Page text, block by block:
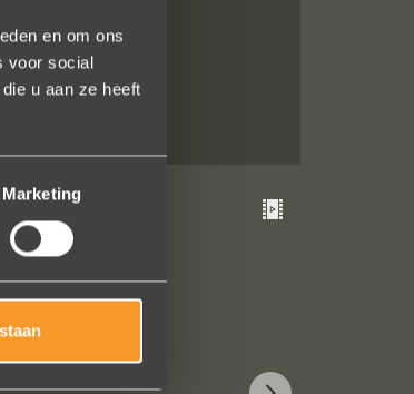
en om ons
voor social
u aan ze heeft
Marketing